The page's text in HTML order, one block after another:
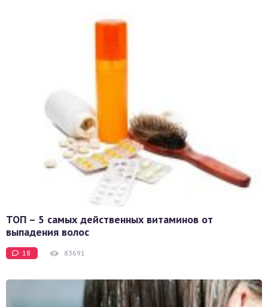
ТОП – 5 самых действенных витаминов от
выпадения волос
18 83691